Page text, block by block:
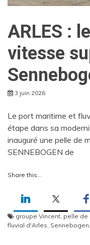
ARLES :
vitesse
3 juin 2026
Le port maritime et
étape dans sa
inauguré une pelle de
SENNEBOGEN de
Share this...
groupe Vincent pelle de
fluvial d'Arles Sennebogen